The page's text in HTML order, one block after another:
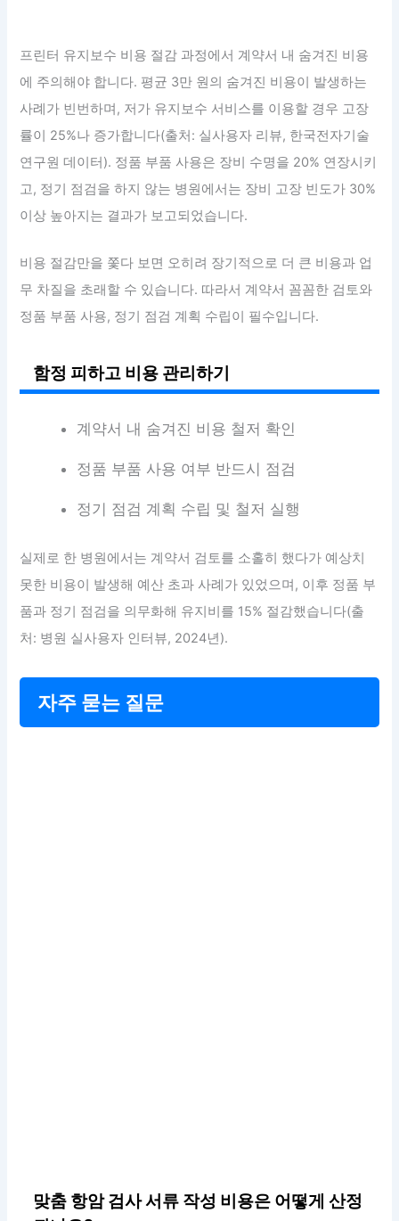
프린터 유지보수 비용 절감 과정에서 계약서 내 숨겨진 비용
에 주의해야 합니다. 평균 3만 원의 숨겨진 비용이 발생하는
사례가 빈번하며, 저가 유지보수 서비스를 이용할 경우 고장
률이 25%나 증가합니다(출처: 실사용자 리뷰, 한국전자기술
연구원 데이터). 정품 부품 사용은 장비 수명을 20% 연장시키
고, 정기 점검을 하지 않는 병원에서는 장비 고장 빈도가 30%
이상 높아지는 결과가 보고되었습니다.
비용 절감만을 쫓다 보면 오히려 장기적으로 더 큰 비용과 업
무 차질을 초래할 수 있습니다. 따라서 계약서 꼼꼼한 검토와
정품 부품 사용, 정기 점검 계획 수립이 필수입니다.
함정 피하고 비용 관리하기
계약서 내 숨겨진 비용 철저 확인
정품 부품 사용 여부 반드시 점검
정기 점검 계획 수립 및 철저 실행
실제로 한 병원에서는 계약서 검토를 소홀히 했다가 예상치
못한 비용이 발생해 예산 초과 사례가 있었으며, 이후 정품 부
품과 정기 점검을 의무화해 유지비를 15% 절감했습니다(출
처: 병원 실사용자 인터뷰, 2024년).
자주 묻는 질문
맞춤 항암 검사 서류 작성 비용은 어떻게 산정